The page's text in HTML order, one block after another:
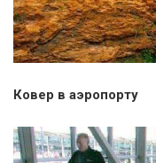
Ковер в аэропорту